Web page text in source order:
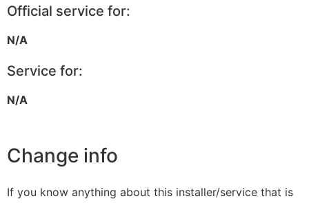
Official service for:
N/A
Service for:
N/A
Change info
If you know anything about this installer/service that is